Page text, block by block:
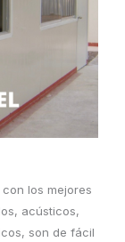
Rosca
eventos
últimas
los mejores
acústicos,
son de fácil